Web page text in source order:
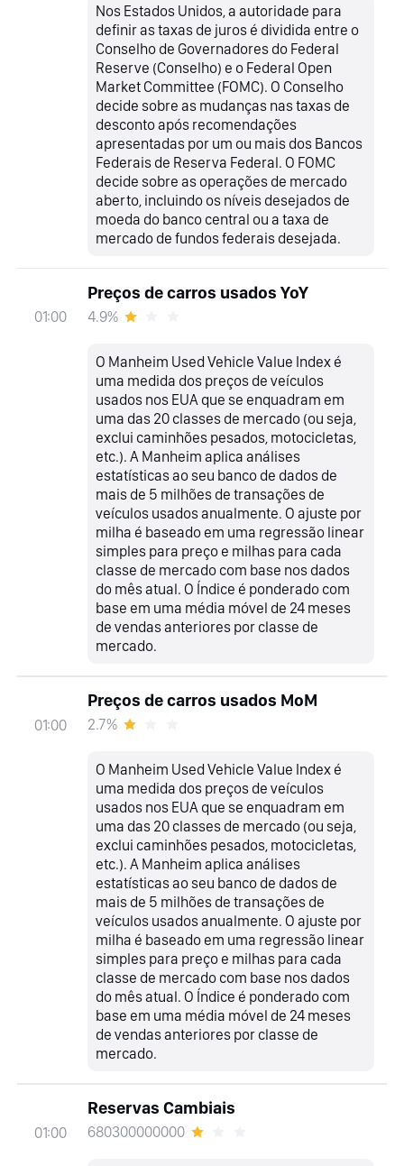
Nos Estados Unidos, a autoridade para
definir as taxas de juros é dividida entre o
Conselho de Governadores do Federal
Reserve (Conselho) e o Federal Open
Market Committee (FOMC). O Conselho
decide sobre as mudanças nas taxas de
desconto após recomendações
apresentadas por um ou mais dos Bancos
Federais de Reserva Federal. O FOMC
decide sobre as operações de mercado
aberto, incluindo os níveis desejados de
moeda do banco central ou a taxa de
mercado de fundos federais desejada.
01:00
Preços de carros usados YoY
4.9%
O Manheim Used Vehicle Value Index é
uma medida dos preços de veículos
usados nos EUA que se enquadram em
uma das 20 classes de mercado (ou seja,
exclui caminhões pesados, motocicletas,
etc.). A Manheim aplica análises
estatísticas ao seu banco de dados de
mais de 5 milhões de transações de
veículos usados anualmente. O ajuste por
milha é baseado em uma regressão linear
simples para preço e milhas para cada
classe de mercado com base nos dados
do mês atual. O Índice é ponderado com
base em uma média móvel de 24 meses
de vendas anteriores por classe de
mercado.
01:00
Preços de carros usados MoM
2.7%
O Manheim Used Vehicle Value Index é
uma medida dos preços de veículos
usados nos EUA que se enquadram em
uma das 20 classes de mercado (ou seja,
exclui caminhões pesados, motocicletas,
etc.). A Manheim aplica análises
estatísticas ao seu banco de dados de
mais de 5 milhões de transações de
veículos usados anualmente. O ajuste por
milha é baseado em uma regressão linear
simples para preço e milhas para cada
classe de mercado com base nos dados
do mês atual. O Índice é ponderado com
base em uma média móvel de 24 meses
de vendas anteriores por classe de
mercado.
01:00
Reservas Cambiais
680300000000